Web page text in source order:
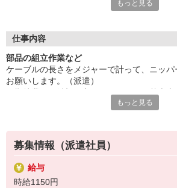
休憩あり、仕事の合間にリフレッシュ。
ございます。詳細はオペレーターまでお問
『テクノ・サービス』は、派遣業界大手ス
プです。
全国にあるお仕事の中から、一人ひとりの
じたお仕事をご案内します。
安全管理体制も万全ですので安心してご就
登録方法は、【オンライン】【電話】【登
選べます♪
★★履歴書・証明写真は不要！★★
また、ご登録済の方はお仕事の紹介がスム
ご応募お待ちしています。
もっと見る
仕事内容
部品の組立作業など
ケーブルの長さをメジャーで計って、ニッ
お願いします。（派遣）
憩あり、仕事の合間にリフレッシュ。
もっと見る
募集情報（派遣社員）
給与
時給1150円